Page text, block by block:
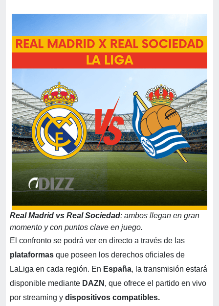
Real Madrid vs Real Sociedad: ambos llegan en gran
momento y con puntos clave en juego.
El confronto se podrá ver en directo a través de las
plataformas que poseen los derechos oficiales de
LaLiga en cada región. En España, la transmisión estará
disponible mediante DAZN , que ofrece el partido en vivo
por streaming y dispositivos compatibles.